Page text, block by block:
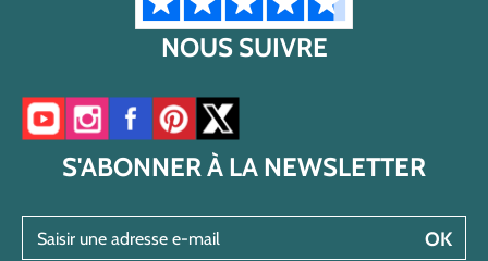
NOUS SUIVRE
Accéder à notre chaîne YouTube
Accéder à notre compte Instagram
Accéder à notre page Facebook
Accéder à notre compte Pinterest
Accéder à notre compte Twitter/X
S'ABONNER À LA NEWSLETTER
OK